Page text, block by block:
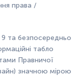
права /
та безпосередньо
табло
Правничої
значною мірою